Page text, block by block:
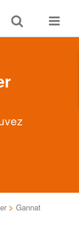
Toggle
search
Toggle
> Gannat